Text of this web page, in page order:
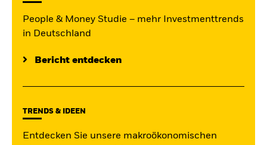
People & Money Studie – mehr Investmenttrends
in Deutschland
Bericht entdecken
TRENDS & IDEEN
Entdecken Sie unsere makroökonomischen